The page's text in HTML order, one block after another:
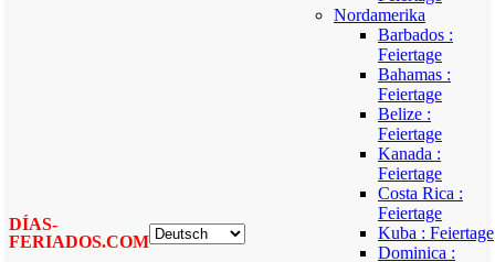
DÍAS-
FERIADOS.COM
Nordamerika
Barbados :
Feiertage
Bahamas :
Feiertage
Belize :
Feiertage
Kanada :
Feiertage
Costa Rica :
Feiertage
Kuba : Feiertage
Dominica :